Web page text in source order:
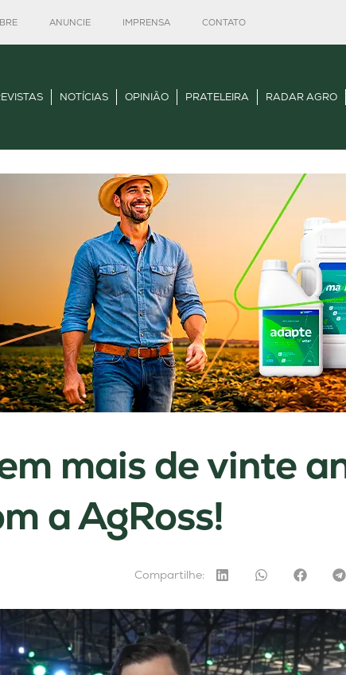
ANUNCIE IMPRENSA CONTATO
NOTÍCIAS OPINIÃO PRATELEIRA RADAR AGRO
mais de vinte
a AgRoss!
Compartilhe: